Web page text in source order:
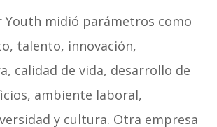
Youth midió parámetros como
talento, innovación,
calidad de vida, desarrollo de
ambiente laboral,
y cultura. Otra empresa